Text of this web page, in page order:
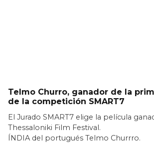
Telmo Churro, ganador de la
de la competición SMART7
El Jurado SMART7 elige la película
Thessaloniki Film Festival.
ÍNDIA del portugués Telmo Churrro.